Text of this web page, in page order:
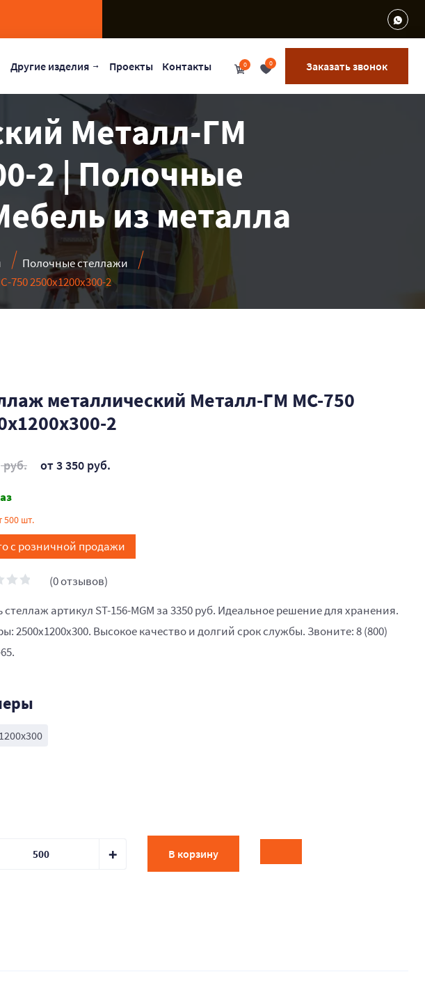
Другие изделия Проекты Контакты 0 0 Заказать звонок
Металл-ГМ
2 | Полочные
из металла
Полочные стеллажи
2500x1200x300-2
металлический Металл-ГМ МС-750
2
руб. от 3 350 руб.
500 шт.
с розничной продажи
(0 отзывов)
стеллаж артикул ST-156-MGM за 3350 руб. Идеальное решение для хранения.
2500x1200x300. Высокое качество и долгий срок службы. Звоните: 8 (800)
В корзину